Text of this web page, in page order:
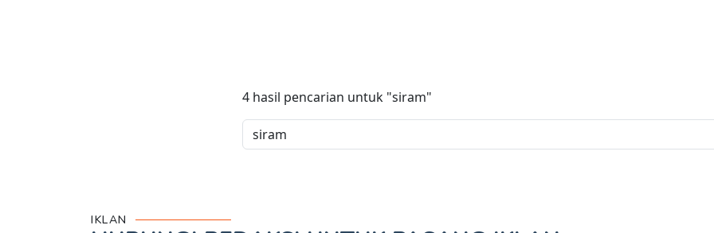
4 hasil pencarian untuk "siram"
IKLAN